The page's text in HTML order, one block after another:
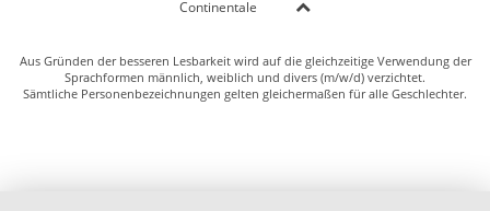
Continentale
Aus Gründen der besseren Lesbarkeit wird auf die gleichzeitige Verwendung der
Sprachformen männlich, weiblich und divers (m/w/d) verzichtet.
Sämtliche Personenbezeichnungen gelten gleichermaßen für alle Geschlechter.